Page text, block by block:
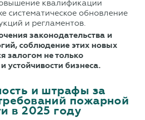
квалификации
систематическое обновление
и регламентов.
законодательства и
соблюдение этих новых
залогом не только
устойчивости бизнеса.
и штрафы за
пожарной
в 2025 году